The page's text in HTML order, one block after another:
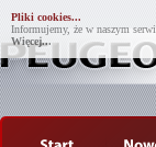
Pliki cookies...
Informujemy, że w naszym
Więcej...